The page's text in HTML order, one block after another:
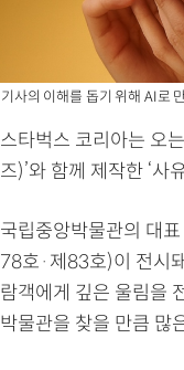
기사의 이해를 돕기 위해 AI로
스타벅스 코리아는 오
즈)’와 함께 제작한 ‘사
국립중앙박물관의 대
78호·제83호)이 전시
람객에게 깊은 울림을
박물관을 찾을 만큼 많